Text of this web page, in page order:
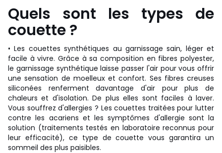
Quels sont les types de
couette ?
• Les couettes synthétiques au garnissage sain, léger et
facile à vivre. Grâce à sa composition en fibres polyester,
le garnissage synthétique laisse passer l'air pour vous offrir
une sensation de moelleux et confort. Ses fibres creuses
siliconées renferment davantage d'air pour plus de
chaleurs et d'isolation. De plus elles sont faciles à laver.
Vous souffrez d'allergies ? Les couettes traitées pour lutter
contre les acariens et les symptômes d'allergie sont la
solution (traitements testés en laboratoire reconnus pour
leur efficacité), ce type de couette vous garantira un
sommeil des plus paisibles.